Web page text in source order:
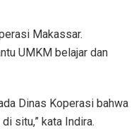
Makassar.
UMKM belajar dan
Dinas Koperasi bahwa
situ,” kata Indira.